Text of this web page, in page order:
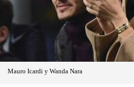
Mauro Icardi y Wanda Nara